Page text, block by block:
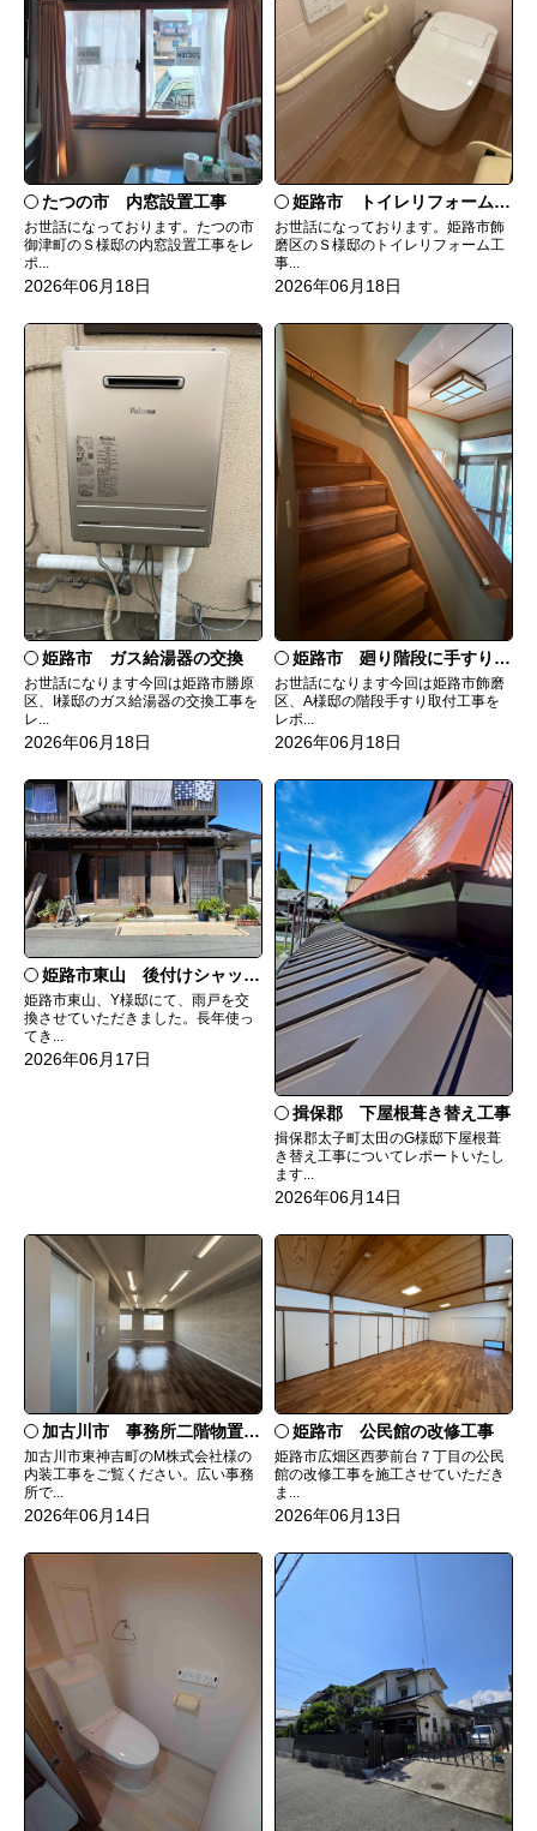
たつの市 内窓設置工事
お世話になっております。たつの市
御津町のＳ様邸の内窓設置工事をレ
ポ...
2026年06月18日
姫路市 トイレリフォーム工事
お世話になっております。姫路市飾
磨区のＳ様邸のトイレリフォーム工
事...
2026年06月18日
姫路市 ガス給湯器の交換
お世話になります今回は姫路市勝原
区、I様邸のガス給湯器の交換工事を
レ...
2026年06月18日
姫路市 廻り階段に手すりを取付
お世話になります今回は姫路市飾磨
区、A様邸の階段手すり取付工事を
レポ...
2026年06月18日
姫路市東山 後付けシャッター雨戸に交換
姫路市東山、Y様邸にて、雨戸を交
換させていただきました。長年使っ
てき...
2026年06月17日
揖保郡 下屋根葺き替え工事
揖保郡太子町太田のG様邸下屋根葺
き替え工事についてレポートいたし
ます...
2026年06月14日
加古川市 事務所二階物置きを会議室へ
加古川市東神吉町のM株式会社様の
内装工事をご覧ください。広い事務
所で...
2026年06月14日
姫路市 公民館の改修工事
姫路市広畑区西夢前台７丁目の公民
館の改修工事を施工させていただき
ま...
2026年06月13日